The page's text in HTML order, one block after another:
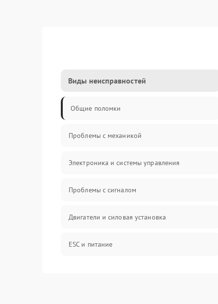
Виды неисправностей
Общие поломки
Проблемы с механикой
Электроника и системы управления
Проблемы с сигналом
Двигатели и силовая установка
ESC и питание